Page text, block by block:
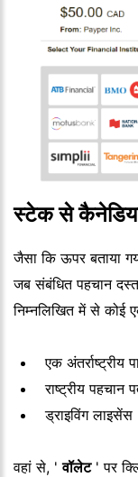
स्टेक से
जैसा कि ऊपर बताया
जब संबंधित पहचान
निम्नलिखित में से कोई
एक अंतर्राष्ट्रीय
राष्ट्रीय पहचान
ड्राइविंग लाइसेंस
वहां से, 'वॉलेट' पर